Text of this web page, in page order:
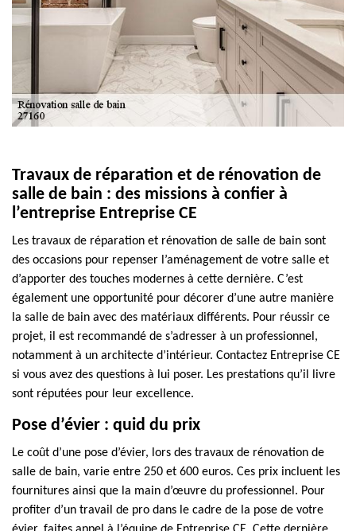
Travaux de réparation et de rénovation de
salle de bain : des missions à confier à
l’entreprise Entreprise CE
Les travaux de réparation et rénovation de salle de bain sont
des occasions pour repenser l’aménagement de votre salle et
d’apporter des touches modernes à cette dernière. C’est
également une opportunité pour décorer d’une autre manière
la salle de bain avec des matériaux différents. Pour réussir ce
projet, il est recommandé de s’adresser à un professionnel,
notamment à un architecte d’intérieur. Contactez Entreprise CE
si vous avez des questions à lui poser. Les prestations qu’il livre
sont réputées pour leur excellence.
Pose d’évier : quid du prix
Le coût d’une pose d’évier, lors des travaux de rénovation de
salle de bain, varie entre 250 et 600 euros. Ces prix incluent les
fournitures ainsi que la main d’œuvre du professionnel. Pour
profiter d’un travail de pro dans le cadre de la pose de votre